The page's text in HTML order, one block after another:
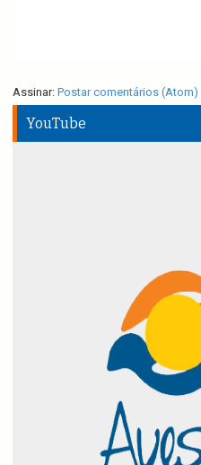
Assinar: Postar comentários (Atom)
YouTube